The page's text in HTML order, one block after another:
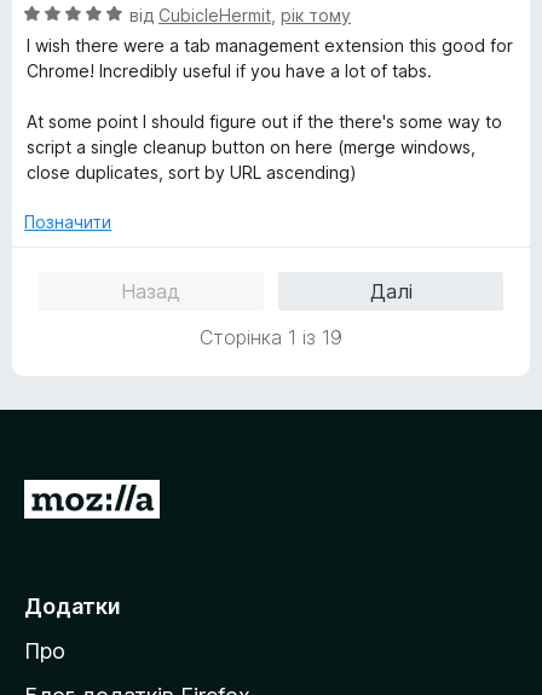
5
н
к
а
з
5
О
ц
к
а
5
5
від CubicleHermit рік тому
I wish there were a tab management extension this good for
Chrome! Incredibly useful if you have a lot of tabs.
At some point I should figure out if the there's some way to
script a single cleanup button on here (merge windows,
close duplicates, sort by URL ascending)
Позначити
Назад
Далі
Сторінка 1 із 19
П
е
й
т
Додатки
Про